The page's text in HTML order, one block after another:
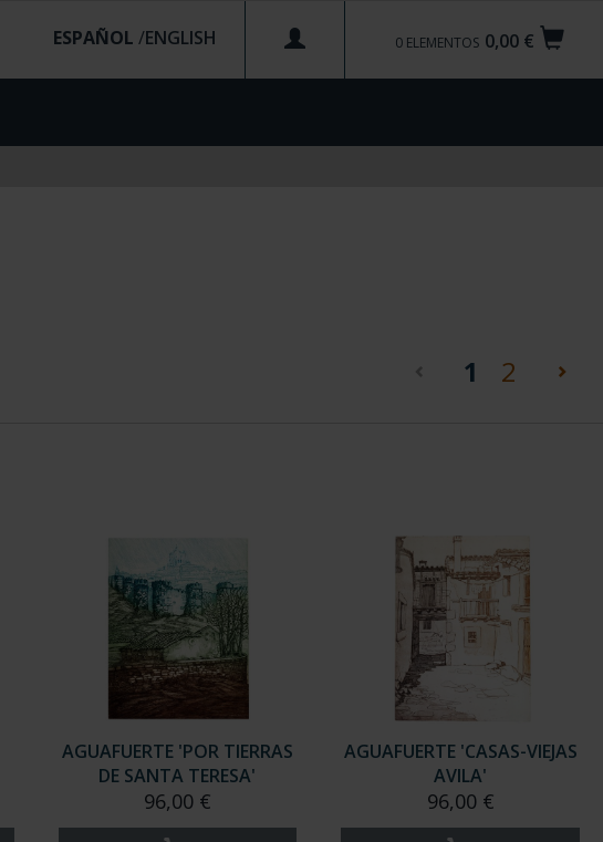
0,00 €
0 ELEMENTOS
ESPAÑOL /
1 (current)
2
AGUAFUERTE 'POR TIERRAS
DE SANTA TERESA'
96,00 €
AGUAFUERTE 'CASAS-VIEJAS
AVILA'
96,00 €